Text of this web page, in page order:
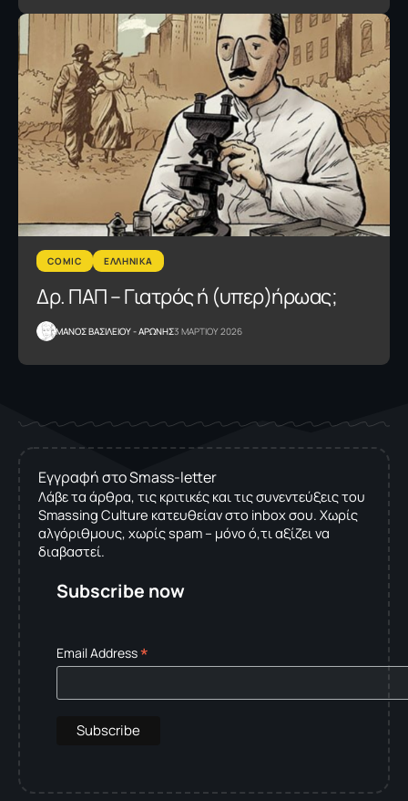
COMIC ΕΛΛΗΝΙΚΑ
Δρ. ΠΑΠ – Γιατρός ή (υπερ)ήρωας;
ΜΑΝΟΣ ΒΑΣΙΛΕΙΟΥ - ΑΡΩΝΗΣ3 ΜΑΡΤΙΟΥ 2026
Εγγραφή στο Smass-letter
Λάβε τα άρθρα, τις κριτικές και τις συνεντεύξεις του
Smassing Culture κατευθείαν στο inbox σου. Χωρίς
αλγόριθμους, χωρίς spam – μόνο ό,τι αξίζει να
διαβαστεί.
Subscribe now
Email Address*